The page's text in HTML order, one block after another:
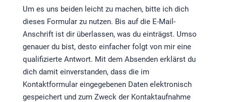
Um es uns beiden leicht zu machen, bitte ich dich
dieses Formular zu nutzen. Bis auf die E-Mail-
Anschrift ist dir überlassen, was du einträgst. Umso
genauer du bist, desto einfacher folgt von mir eine
qualifizierte Antwort. Mit dem Absenden erklärst du
dich damit einverstanden, dass die im
Kontaktformular eingegebenen Daten elektronisch
gespeichert und zum Zweck der Kontaktaufnahme